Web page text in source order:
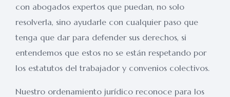
con abogados expertos que puedan, no solo
resolverla, sino ayudarle con cualquier paso que
tenga que dar para defender sus derechos, si
entendemos que estos no se están respetando por
los estatutos del trabajador y convenios colectivos.
Nuestro ordenamiento jurídico reconoce para los